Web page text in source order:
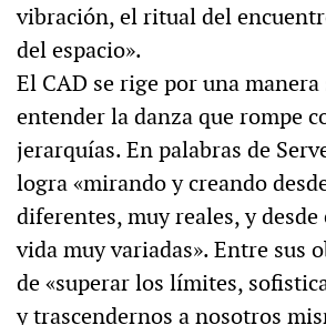
vibración, el ritual del
del espacio».
El CAD se rige por una
entender la danza que rompe
jerarquías. En palabras de
logra «mirando y creando
diferentes, muy reales, y
vida muy variadas». Entre sus
de «superar los límites,
y trascendernos a nosotros